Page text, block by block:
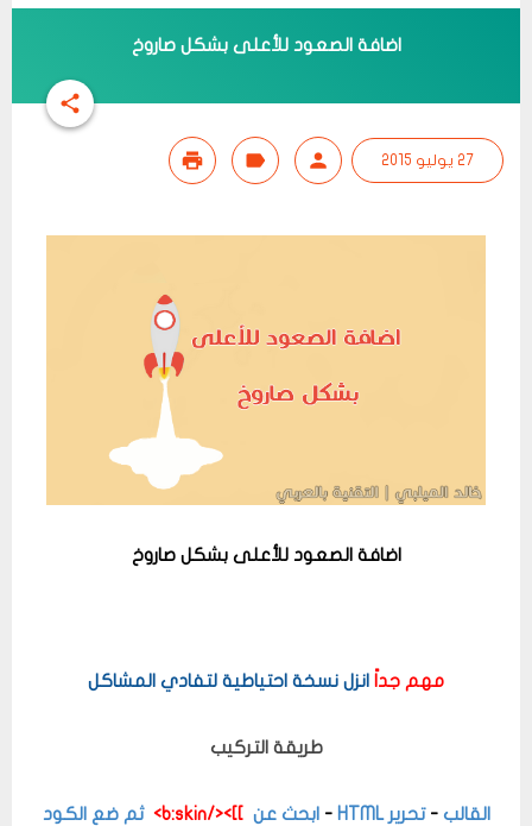
اضافة الصعود للأعلى بشكل صاروخ
27 يوليو 2015
اضافة الصعود للأعلى بشكل صاروخ
مهم جداً انزل نسخة احتياطية لتفادي المشاكل
طريقة التركيب
القالب - تحرير HTML - ابحث عن]]></b:skin>
ثم ضع الكود